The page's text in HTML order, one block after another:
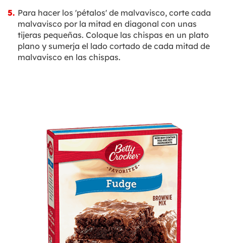
Para hacer los 'pétalos' de malvavisco, corte cada
malvavisco por la mitad en diagonal con unas
tijeras pequeñas. Coloque las chispas en un plato
plano y sumerja el lado cortado de cada mitad de
malvavisco en las chispas.